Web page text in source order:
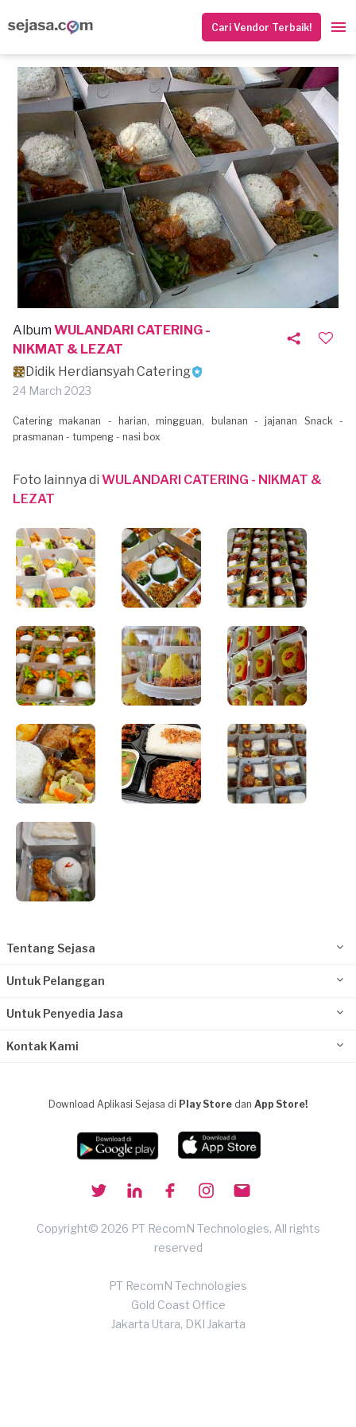
Cari Vendor Terbaik!
Album WULANDARI CATERING -
NIKMAT & LEZAT
Didik Herdiansyah Catering
24 March 2023
Catering makanan - harian, mingguan, bulanan - jajanan Snack -
prasmanan - tumpeng - nasi box
Foto lainnya di WULANDARI CATERING - NIKMAT &
LEZAT
Tentang Sejasa
Untuk Pelanggan
Untuk Penyedia Jasa
Kontak Kami
Download Aplikasi Sejasa di Play Store dan App Store!
Copyright© 2026 PT RecomN Technologies, All rights
reserved
PT RecomN Technologies
Gold Coast Office
Jakarta Utara, DKI Jakarta